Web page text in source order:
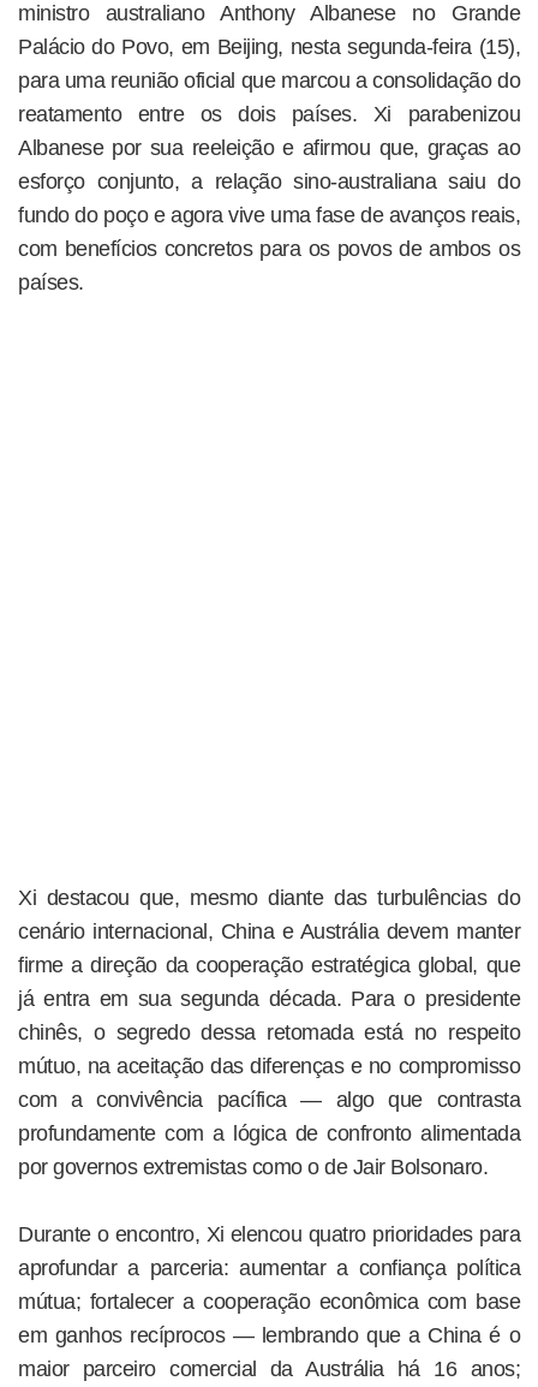
ministro australiano Anthony Albanese no Grande
Palácio do Povo, em Beijing, nesta segunda-feira (15),
para uma reunião oficial que marcou a consolidação do
reatamento entre os dois países. Xi parabenizou
Albanese por sua reeleição e afirmou que, graças ao
esforço conjunto, a relação sino-australiana saiu do
fundo do poço e agora vive uma fase de avanços reais,
com benefícios concretos para os povos de ambos os
países.
Xi destacou que, mesmo diante das turbulências do
cenário internacional, China e Austrália devem manter
firme a direção da cooperação estratégica global, que
já entra em sua segunda década. Para o presidente
chinês, o segredo dessa retomada está no respeito
mútuo, na aceitação das diferenças e no compromisso
com a convivência pacífica — algo que contrasta
profundamente com a lógica de confronto alimentada
por governos extremistas como o de Jair Bolsonaro.
Durante o encontro, Xi elencou quatro prioridades para
aprofundar a parceria: aumentar a confiança política
mútua; fortalecer a cooperação econômica com base
em ganhos recíprocos — lembrando que a China é o
maior parceiro comercial da Austrália há 16 anos;